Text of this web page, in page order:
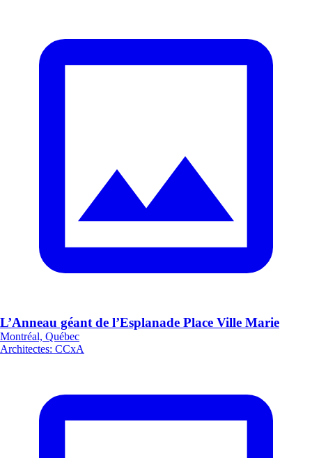
L’Anneau géant de l’Esplanade Place Ville Marie
Montréal, Québec
Architectes: CCxA